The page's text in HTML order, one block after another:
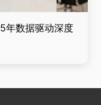
年数据驱动深度